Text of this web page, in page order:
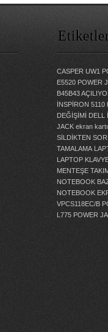
CASPER UW1
E5520 POWER
B45B43
İNSPİRON
DEĞİŞİMİ
DELL
JACK ekran
SİLDİKTEN
TAMALAMA
LAPTOP
MENTEŞE
NOTEBOOK
NOTEBOOK
VPCS118EC/B
L775 POWER